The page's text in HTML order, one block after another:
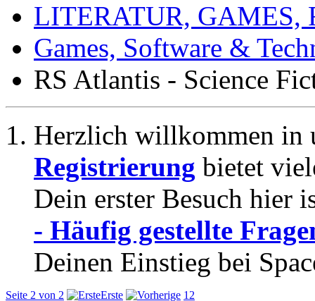
LITERATUR, GAMES,
Games, Software &
RS Atlantis - Science
Herzlich willkommen in
Registrierung bietet
Dein erster Besuch hier
- Häufig gestellte
Deinen Einstieg bei
Seite 2 von 2 Erste 1 2